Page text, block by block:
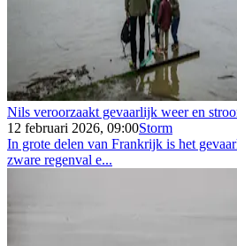
Nils veroorzaakt gevaarlijk weer en
12 februari 2026, 09:00Storm
In grote delen van Frankrijk is het
zware regenval e...